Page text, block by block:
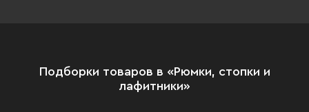
Подборки товаров в «Рюмки, стопки и
лафитники»